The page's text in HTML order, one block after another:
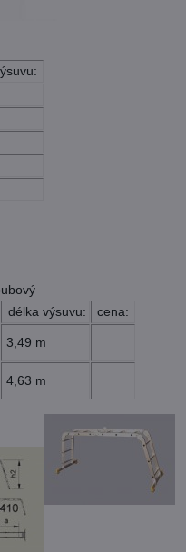
délka výsuvu: cena:
3,49 m
4,63 m